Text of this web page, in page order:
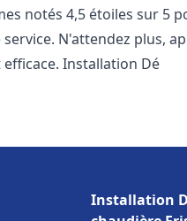
notés 4,5 étoiles sur 5
N'attendez plus,
Installation Dé
Installation